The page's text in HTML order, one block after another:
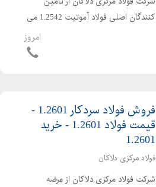
کنندگان اصلی فولاد آموتیت 1.2542 می
امروز
فروش فولاد سردکار 1.2601 -
قیمت فولاد 1.2601 - خرید
1.2601
فولاد مرکزی دلاکان
شرکت فولاد مرکزی دلاکان از عرضه